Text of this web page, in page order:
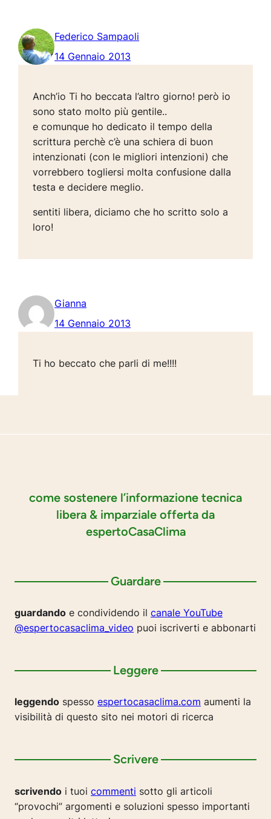
Federico Sampaoli
14 Gennaio 2013
Anch’io Ti ho beccata l’altro giorno! però io
sono stato molto più gentile..
e comunque ho dedicato il tempo della
scrittura perchè c’è una schiera di buon
intenzionati (con le migliori intenzioni) che
vorrebbero togliersi molta confusione dalla
testa e decidere meglio.
sentiti libera, diciamo che ho scritto solo a
loro!
Gianna
14 Gennaio 2013
Ti ho beccato che parli di me!!!!
come sostenere l’informazione tecnica
libera & imparziale offerta da
espertoCasaClima
Guardare
guardando e condividendo il canale YouTube
@espertocasaclima_video puoi iscriverti e abbonarti
Leggere
leggendo spesso espertocasaclima.com aumenti la
visibilità di questo sito nei motori di ricerca
Scrivere
scrivendo i tuoi commenti sotto gli articoli
“provochi” argomenti e soluzioni spesso importanti